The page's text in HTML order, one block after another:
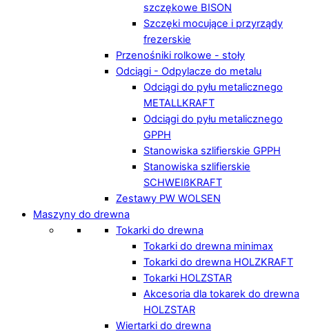
szczękowe BISON
Szczęki mocujące i przyrządy
frezerskie
Przenośniki rolkowe - stoły
Odciągi - Odpylacze do metalu
Odciągi do pyłu metalicznego
METALLKRAFT
Odciągi do pyłu metalicznego
GPPH
Stanowiska szlifierskie GPPH
Stanowiska szlifierskie
SCHWEIßKRAFT
Zestawy PW WOLSEN
Maszyny do drewna
Tokarki do drewna
Tokarki do drewna minimax
Tokarki do drewna HOLZKRAFT
Tokarki HOLZSTAR
Akcesoria dla tokarek do drewna
HOLZSTAR
Wiertarki do drewna